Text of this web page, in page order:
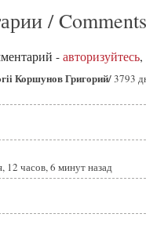
/ Comments
- авторизуйтесь
Коршунов Григорий/3793
12 часов, 6 минут назад